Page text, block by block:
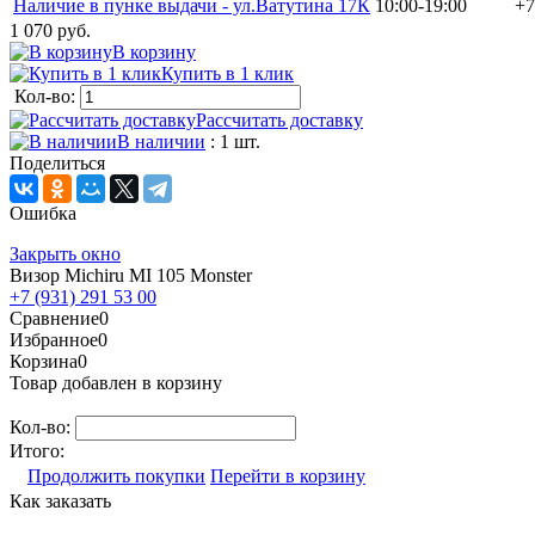
Наличие в пунке выдачи - ул.Ватутина 17К 10:00-19:00
1 070 руб.
В корзину
Купить в 1 клик
Кол-во:
Рассчитать доставку
В наличии : 1 шт.
Поделиться
Ошибка
Закрыть окно
Визор Michiru MI 105 Monster
+7 (931) 291 53 00
Сравнение0
Избранное0
Корзина0
Товар добавлен в корзину
Кол-во:
Итого:
Продолжить покупки Перейти в корзину
Как заказать